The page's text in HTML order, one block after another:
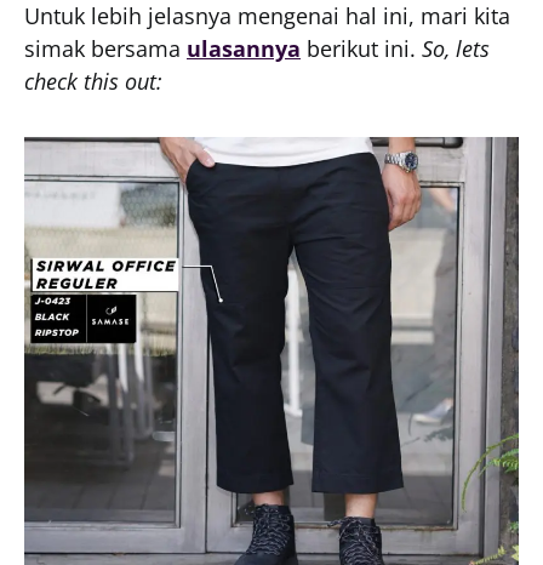
Untuk lebih jelasnya mengenai hal ini, mari kita
simak bersama ulasannya berikut ini. So, lets
check this out: